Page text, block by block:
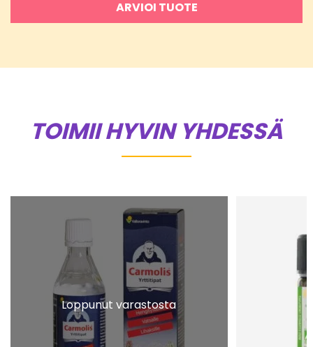
ARVIOI TUOTE
TOIMII HYVIN YHDESSÄ
Loppunut varastosta